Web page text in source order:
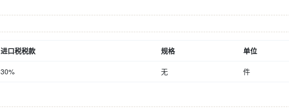
进口税税款 规格 单位
30% 无 件